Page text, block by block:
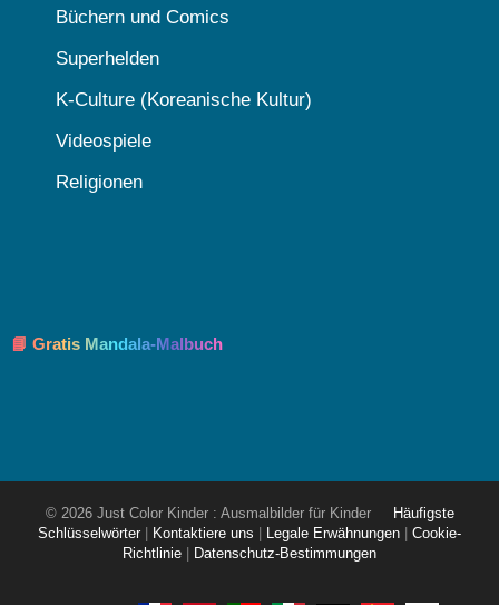
Büchern und Comics
Superhelden
K-Culture (Koreanische Kultur)
Videospiele
Religionen
📘 Gratis Mandala-Malbuch
© 2026 Just Color Kinder : Ausmalbilder für Kinder
Häufigste
Schlüsselwörter
Kontaktiere uns Legale Erwähnungen
Cookie-
Richtlinie
Datenschutz-Bestimmungen